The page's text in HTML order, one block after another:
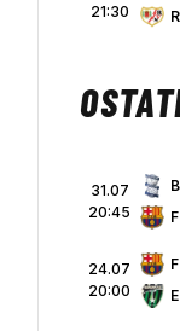
21:30
31.07
20:45
24.07
20:00